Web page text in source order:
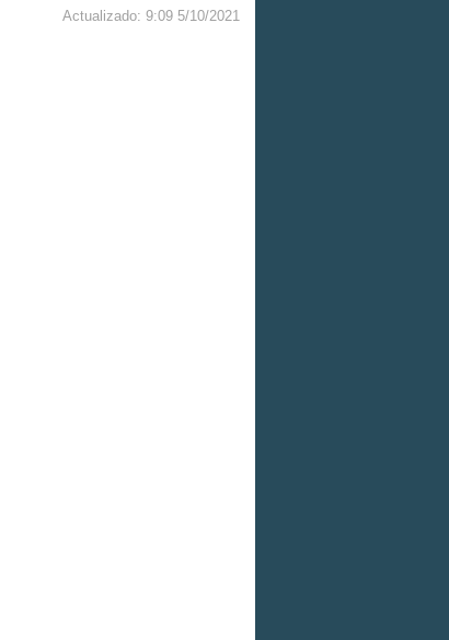
Actualizado: 9:09 5/10/2021